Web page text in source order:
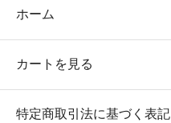
ホーム
カートを見る
特定商取引法に基づく表記